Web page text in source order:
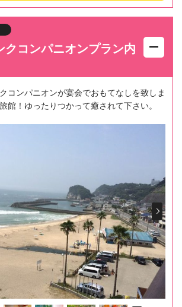
クコンパニオンプラン内
コンパニオンが宴会でおもてなしを致しま
館！ゆったりつかって癒されて下さい。
Next